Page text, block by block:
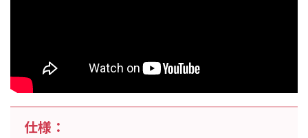
仕様：